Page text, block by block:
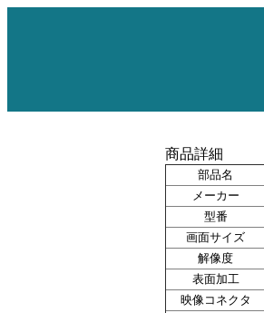
商品詳細
部品名
メーカー
型番
画面サイズ
解像度
表面加工
映像コネクタ